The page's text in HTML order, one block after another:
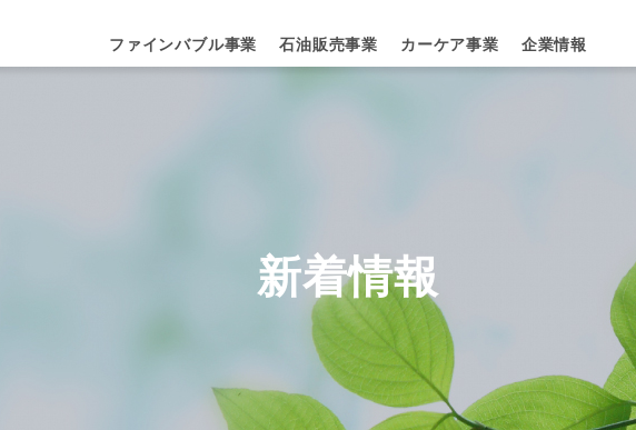
ファインバブル事業 石油販売事業 カーケア事業 企業情報
新着情報